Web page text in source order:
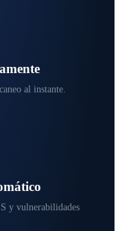
al instante.
y vulnerabilidades